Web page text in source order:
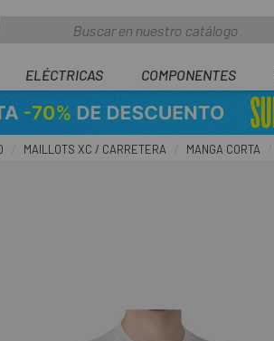
ELÉCTRICAS COMPONENTES
MAILLOTS XC / CARRETERA MANGA CORTA